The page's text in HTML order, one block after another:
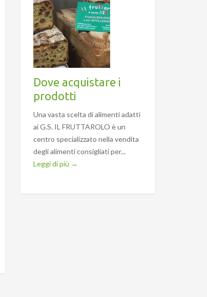
Dove acquistare i
prodotti
Una vasta scelta di alimenti adatti
ai G.S. IL FRUTTAROLO è un
centro specializzato nella vendita
degli alimenti consigliati per...
Leggi di più →